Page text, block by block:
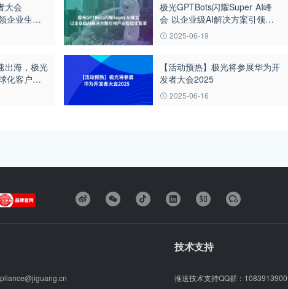
大会
企业生产
极光GPTBots闪耀Super AI峰
会 以企业级AI解决方案引领产
业智能化变革
2025-06-19
出海，极光
化客户互
【活动预热】极光将参展华为开
发者大会2025
2025-06-16
技术支持
推送技术支持QQ群： 1083913900